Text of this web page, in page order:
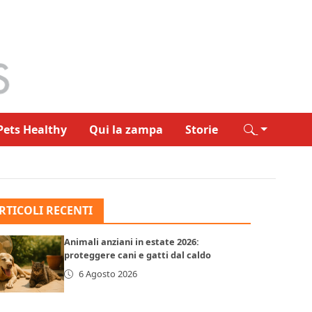
Healthy Qui la zampa Storie
RECENTI
Animali anziani in estate 2026:
proteggere cani e gatti dal caldo
6 Agosto 2026